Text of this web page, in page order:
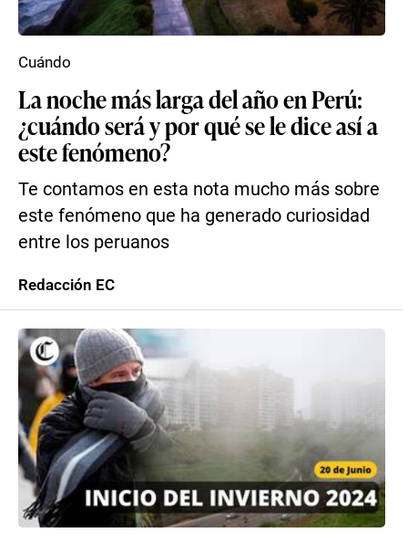
La noche más larga del año en Perú:
¿cuándo será y por qué se le dice así a
este fenómeno?
Te contamos en esta nota mucho más sobre
este fenómeno que ha generado curiosidad
entre los peruanos
Cuándo
Redacción EC